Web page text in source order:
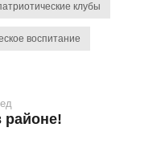
клубы
воспитание